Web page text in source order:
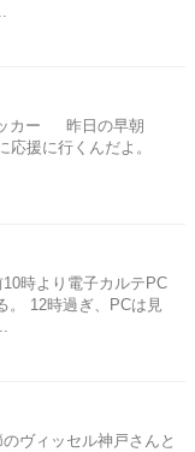
ッカー 昨日の早朝
援に行くんだよ。
時より電子カルテPC
。 12時過ぎ、PCは見
ヴィッセル神戸さんと